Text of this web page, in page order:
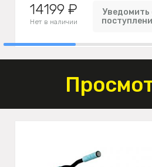
14199 ₽
Нет в наличии
Уведомить